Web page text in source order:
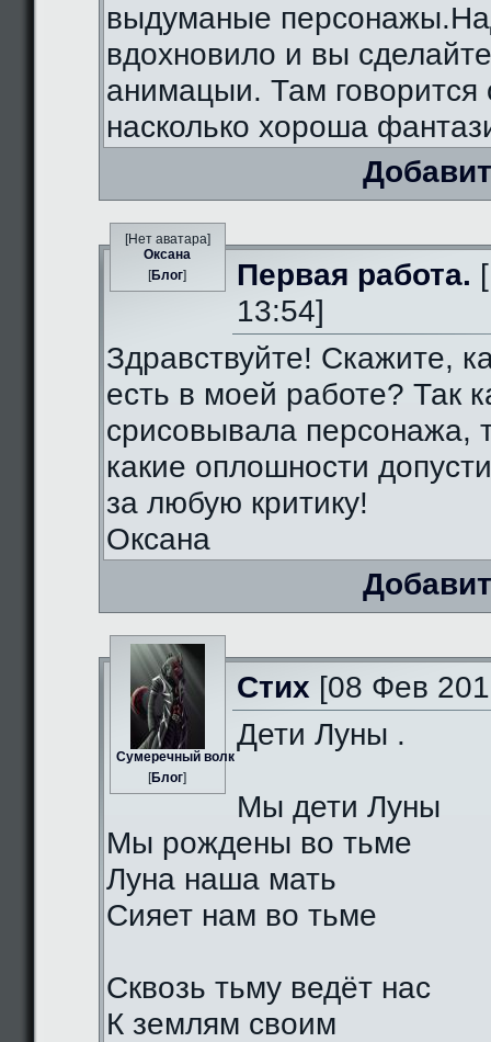
выдуманые
вдохновило и вы
анимацыи. Там говорится
насколько хороша
[Нет аватара]
Оксана
[Блог] Первая работа.
13:54]
Здравствуйте! Скажите,
есть в моей работе? Так
срисовывала персонажа,
какие оплошности
за любую критику!
Оксана
Сумеречный волк
[Блог]
Стих [08 Фев
Дети Луны .
Мы дети Луны
Мы рождены во тьме
Луна наша мать
Сияет нам во тьме
Сквозь тьму ведёт нас
К землям своим